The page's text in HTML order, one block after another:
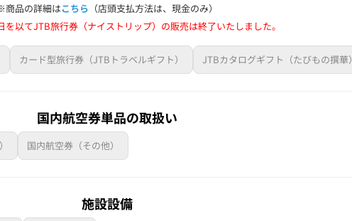
商品の詳細はこちら （店頭支払方法は、現金のみ）
以てJTB旅行券（ナイストリップ）の販売は終了いたしました。
カード型旅行券（JTBトラベルギフト） JTBカタログギフト（たびもの撰華）
国内航空券単品の取扱い
国内航空券（その他）
施設設備